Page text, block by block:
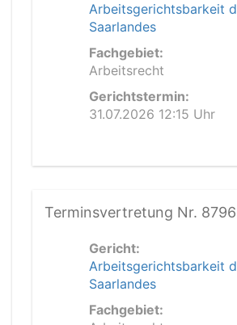
Arbeitsgerichtsbarkeit
Saarlandes
Fachgebiet:
Arbeitsrecht
Gerichtstermin:
31.07.2026 12:15 Uhr
Terminsvertretung Nr.
Gericht:
Arbeitsgerichtsbarkeit
Saarlandes
Fachgebiet: